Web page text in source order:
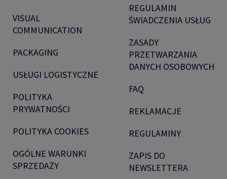
VISUAL
COMMUNICATION
PACKAGING
USŁUGI LOGISTYCZNE
POLITYKA
PRYWATNOŚCI
POLITYKA COOKIES
OGÓLNE WARUNKI
SPRZEDAŻY
REGULAMIN
ŚWIADCZENIA USŁUG
ZASADY
PRZETWARZANIA
DANYCH OSOBOWYCH
FAQ
REKLAMACJE
REGULAMINY
ZAPIS DO
NEWSLETTERA